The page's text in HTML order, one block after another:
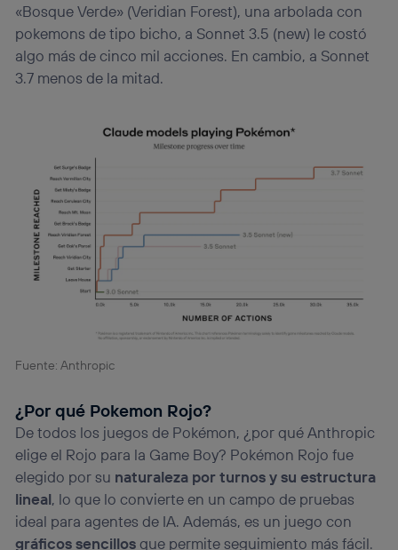
«Bosque Verde» (Veridian Forest), una arbolada con
pokemons de tipo bicho, a Sonnet 3.5 (new) le costó
algo más de cinco mil acciones. En cambio, a Sonnet
3.7 menos de la mitad.
Fuente: Anthropic
¿Por qué Pokemon Rojo?
De todos los juegos de Pokémon, ¿por qué Anthropic
elige el Rojo para la Game Boy? Pokémon Rojo fue
elegido por su naturaleza por turnos y su estructura
lineal, lo que lo convierte en un campo de pruebas
ideal para agentes de IA. Además, es un juego con
gráficos sencillosque permite seguimiento más fácil.